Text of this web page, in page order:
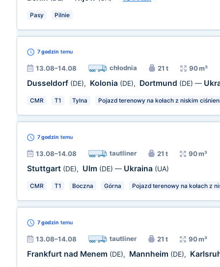
Pasy Pilnie
7 godzin temu
13.08–14.08 chłodnia 21 t 90 m³
Dusseldorf (DE), Kolonia (DE), Dortmund (DE) —
CMR T1 Tylna Pojazd terenowy na kołach z niskim
7 godzin temu
13.08–14.08 tautliner 21 t 90 m³
Stuttgart (DE), Ulm (DE) — Ukraina (UA)
CMR T1 Boczna Górna Pojazd terenowy na kołach z
7 godzin temu
13.08–14.08 tautliner 21 t 90 m³
Frankfurt nad Menem (DE), Mannheim (DE),